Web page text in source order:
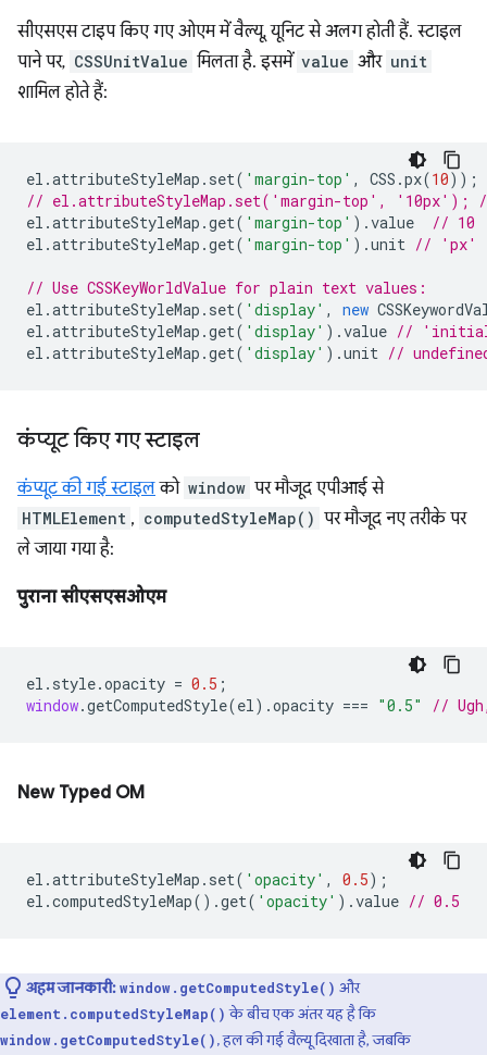
सीएसएस टाइप किए गए ओएम में वैल्यू, यूनिट से अलग होती हैं. स्टाइल
पाने पर, CSSUnitValue मिलता है. इसमें value और unit
शामिल होते हैं:
el .attributeStyleMap . set( 'margin-top' , CSS .px(10));
// el.attributeStyleMap.set('margin-top', '10px');
el .attributeStyleMap .get( 'margin-top' ).value
// 10
el .attributeStyleMap .get( 'margin-top' ).unit // 'px'
// Use CSSKeyWorldValue for plain text values:
el .attributeStyleMap . set( 'display' , new
el .attributeStyleMap .get( 'display' ).value //
el .attributeStyleMap .get( 'display' ).unit //
कंप्यूट किए गए स्टाइल
कंप्यूट की गई स्टाइलको window पर मौजूद एपीआई से
HTMLElement , computedStyleMap() पर मौजूद नए तरीके पर
ले जाया गया है:
पुराना सीएसएसओएम
el . style.opacity = 0.5 ;
window.getComputedStyle(el).opacity === "0.5" //
New Typed OM
el .attributeStyleMap . set( 'opacity' , 0.5);
el .computedStyleMap().get( 'opacity' ).value // 0.5
अहम जानकारी:window.getComputedStyle() और
element.computedStyleMap() के बीच एक अंतर यह है कि
window.getComputedStyle(), हल की गई वैल्यू दिखाता है, जबकि